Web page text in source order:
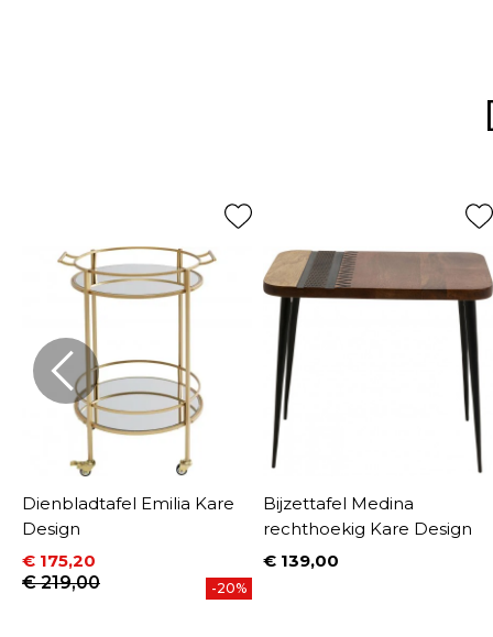
Dienbladtafel Emilia Kare
Design
Prijs
€ 175,20
Normale prijs
€ 219,00 -20%
Bijzettafel Medina
rechthoekig Kare Design
Prijs
€ 139,00